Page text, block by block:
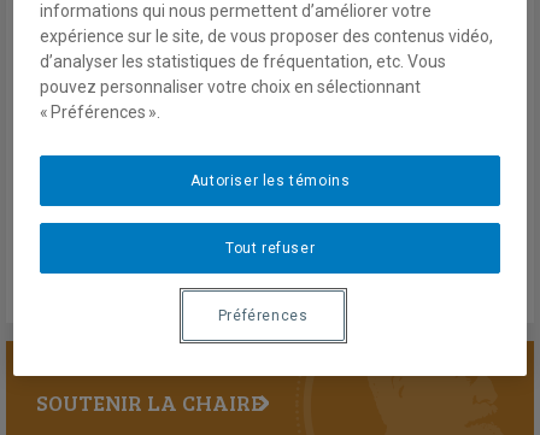
responsible for bloodshed of biblical proportions in the last
century. Canada wisely stayed out of the Iraq War in 2003, but
that war paved the way for Daesh and the wholesale
destabilization of nearly a dozen Arab states.
SOUTENIR LA CHAIRE
informations qui nous permettent d’améliorer votre
expérience sur le site, de vous proposer des contenus vidéo,
d’analyser les statistiques de fréquentation, etc. Vous
pouvez personnaliser votre choix en sélectionnant
« Préférences ».
Tout refuser
Autoriser les témoins
Préférences